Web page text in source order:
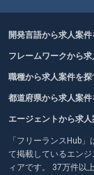
開発言語から求人案
フレームワークから
職種から求人案件を探
都道府県から求人案件
エージェントから求
「フリーランスHub
て掲載しているエン
ィアです。 37万件以